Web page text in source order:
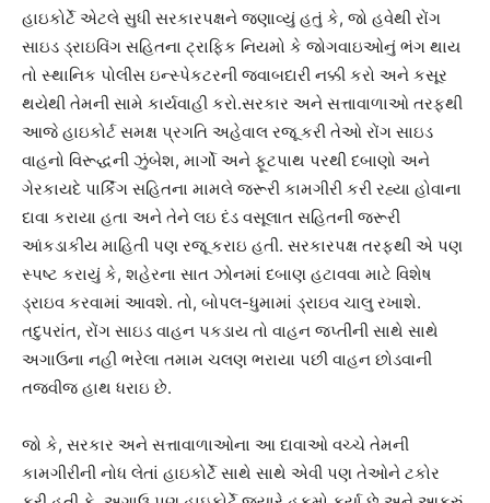
હાઇકોર્ટે એટલે સુધી સરકારપક્ષને જણાવ્યું હતું કે, જો હવેથી રોંગ
સાઇડ ડ્રાઇવિંગ સહિતના ટ્રાફિક નિયમો કે જોગવાઇઓનું ભંગ થાય
તો સ્થાનિક પોલીસ ઇન્સ્પેકટરની જવાબદારી નક્કી કરો અને કસૂર
થયેથી તેમની સામે કાર્યવાહી કરો.સરકાર અને સત્તાવાળાઓ તરફથી
આજે હાઇકોર્ટ સમક્ષ પ્રગતિ અહેવાલ રજૂ કરી તેઓ રોંગ સાઇડ
વાહનો વિરૂદ્ધની ઝુંબેશ, માર્ગો અને ફૂટપાથ પરથી દબાણો અને
ગેરકાયદે પાર્કિંગ સહિતના મામલે જરૂરી કામગીરી કરી રહ્યા હોવાના
દાવા કરાયા હતા અને તેને લઇ દંડ વસૂલાત સહિતની જરૂરી
આંકડાકીય માહિતી પણ રજૂ કરાઇ હતી. સરકારપક્ષ તરફથી એ પણ
સ્પષ્ટ કરાયું કે, શહેરના સાત ઝોનમાં દબાણ હટાવવા માટે વિશેષ
ડ્રાઇવ કરવામાં આવશે. તો, બોપલ-ધુમામાં ડ્રાઇવ ચાલુ રખાશે.
તદુપરાંત, રોંગ સાઇડ વાહન પકડાય તો વાહન જપ્તીની સાથે સાથે
અગાઉના નહી ભરેલા તમામ ચલણ ભરાયા પછી વાહન છોડવાની
તજવીજ હાથ ધરાઇ છે.
જો કે, સરકાર અને સત્તાવાળાઓના આ દાવાઓ વચ્ચે તેમની
કામગીરીની નોધ લેતાં હાઇકોર્ટે સાથે સાથે એવી પણ તેઓને ટકોર